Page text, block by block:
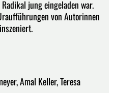
jung eingeladen war.
von Autorinnen
Amal Keller, Teresa